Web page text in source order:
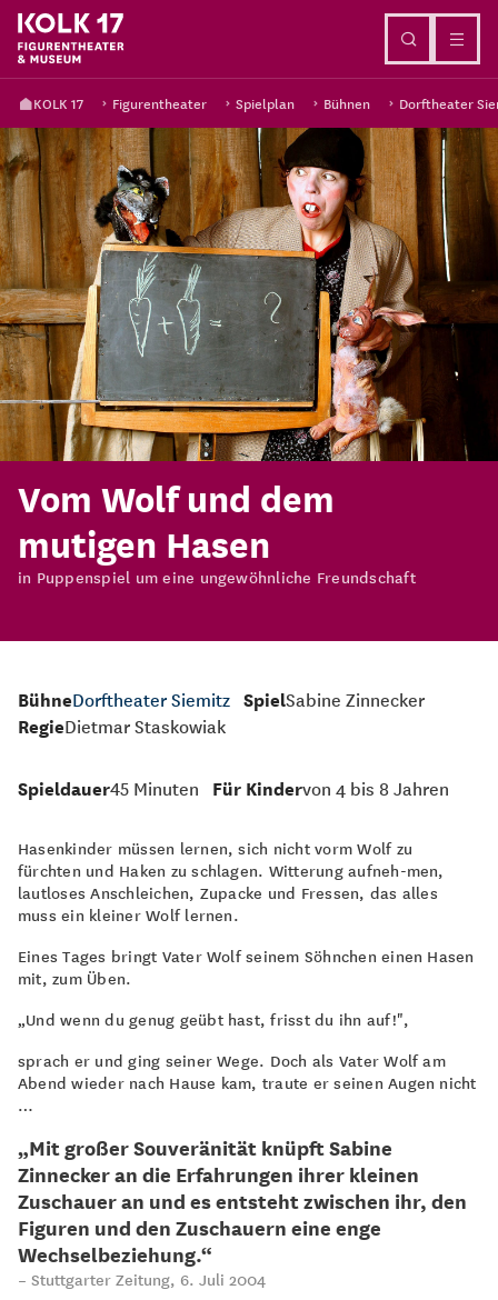
KOLK 17 Figurentheater Spielplan Bühnen Dorftheater
Vom Wolf und dem
mutigen Hasen
in Puppenspiel um eine ungewöhnliche Freundschaft
Hasenkinder müssen lernen, sich nicht vorm Wolf zu
fürchten und Haken zu schlagen. Witterung aufneh-men,
lautloses Anschleichen, Zupacke und Fressen, das alles
muss ein kleiner Wolf lernen.
Eines Tages bringt Vater Wolf seinem Söhnchen einen Hasen
mit, zum Üben.
„Und wenn du genug geübt hast, frisst du ihn auf!",
sprach er und ging seiner Wege. Doch als Vater Wolf am
Abend wieder nach Hause kam, traute er seinen Augen nicht
…
„Mit großer Souveränität knüpft Sabine
Zinnecker an die Erfahrungen ihrer kleinen
Zuschauer an und es entsteht zwischen ihr, den
Figuren und den Zuschauern eine enge
Wechselbeziehung.“
Stuttgarter Zeitung, 6. Juli 2004
BühneDorftheater Siemitz SpielSabine Zinnecker
RegieDietmar Staskowiak
Spieldauer45 Minuten Für Kindervon 4 bis 8 Jahren